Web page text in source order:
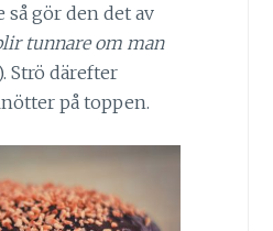
gör den det av
tunnare om man
Strö därefter
på toppen.